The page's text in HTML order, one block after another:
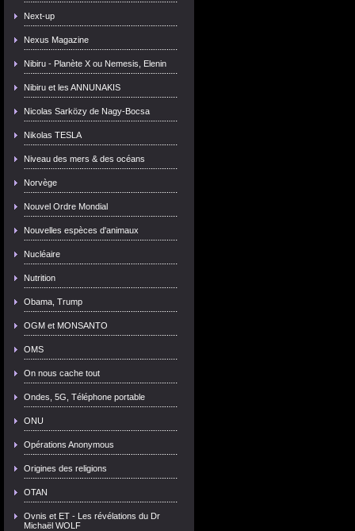
Next-up
Nexus Magazine
Nibiru - Planète X ou Nemesis, Elenin
Nibiru et les ANNUNAKIS
Nicolas Sarközy de Nagy-Bocsa
Nikolas TESLA
Niveau des mers & des océans
Norvège
Nouvel Ordre Mondial
Nouvelles espèces d'animaux
Nucléaire
Nutrition
Obama, Trump
OGM et MONSANTO
OMS
On nous cache tout
Ondes, 5G, Téléphone portable
ONU
Opérations Anonymous
Origines des religions
OTAN
Ovnis et ET - Les révélations du Dr
Michaël WOLF